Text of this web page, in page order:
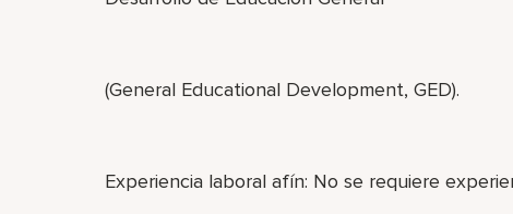
(General Educational Development, GED).
Experiencia laboral afín: No se requiere